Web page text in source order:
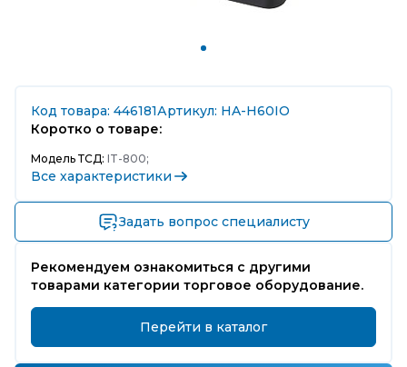
Код товара: 446181Артикул: HA-H60IO
Коротко о товаре:
Модель ТСД: IT-800;
Все характеристики
Задать вопрос специалисту
Рекомендуем ознакомиться с другими
товарами категории торговое оборудование.
Перейти в каталог